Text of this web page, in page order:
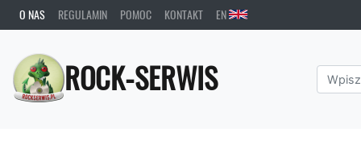
O NAS REGULAMIN POMOC KONTAKT EN
ROCK-SERWIS